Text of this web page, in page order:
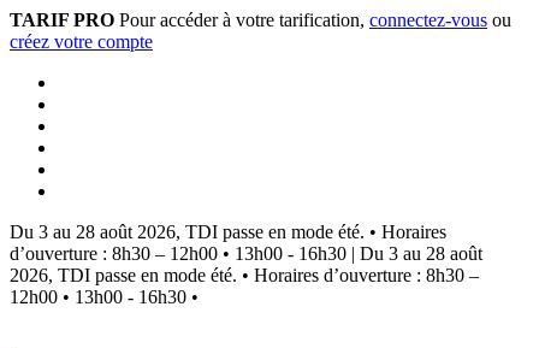
TARIF PRO Pour accéder à votre tarification, connectez-vous ou
créez votre compte
Du 3 au 28 août 2026, TDI passe en mode été. • Horaires
d’ouverture : 8h30 – 12h00 • 13h00 - 16h30 | Du 3 au 28 août
2026, TDI passe en mode été. • Horaires d’ouverture : 8h30 –
12h00 • 13h00 - 16h30 •